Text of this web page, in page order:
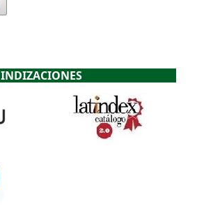
INDIZACIONES